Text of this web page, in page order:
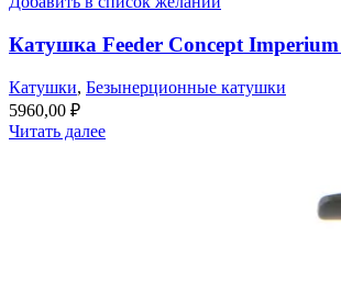
Катушка Feeder Concept
Катушки, Безынерционные катушки
5960,00 ₽
Читать далее